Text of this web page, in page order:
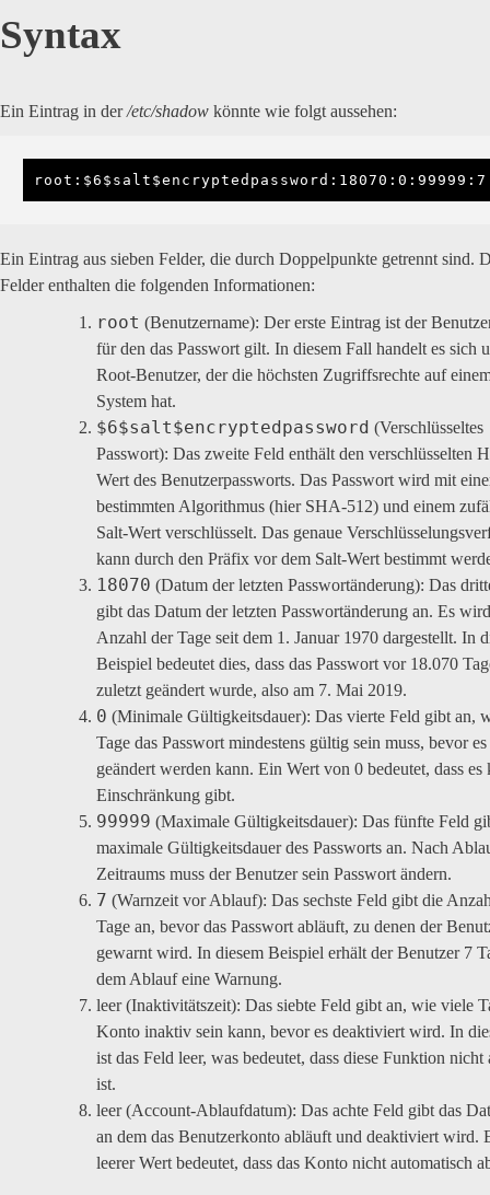
Syntax
Ein Eintrag in der/etc/shadow könnte wie folgt aussehen:
Ein Eintrag aus sieben Felder, die durch Doppelpunkte getrennt sind.
Felder enthalten die folgenden Informationen:
root (Benutzername): Der erste Eintrag ist der
für den das Passwort gilt. In diesem Fall handelt es sich
Root-Benutzer, der die höchsten Zugriffsrechte auf
System hat.
$6$salt$encryptedpassword (Verschlüsseltes
Passwort): Das zweite Feld enthält den verschlüsselten
Wert des Benutzerpassworts. Das Passwort wird mit
bestimmten Algorithmus (hier SHA-512) und einem
Salt-Wert verschlüsselt. Das genaue
kann durch den Präfix vor dem Salt-Wert bestimmt
18070 (Datum der letzten Passwortänderung): Das
gibt das Datum der letzten Passwortänderung an. Es
Anzahl der Tage seit dem 1. Januar 1970 dargestellt. In
Beispiel bedeutet dies, dass das Passwort vor 18.070
zuletzt geändert wurde, also am 7. Mai 2019.
0 (Minimale Gültigkeitsdauer): Das vierte Feld gibt an,
Tage das Passwort mindestens gültig sein muss, bevor es
geändert werden kann. Ein Wert von 0 bedeutet, dass es
Einschränkung gibt.
99999 (Maximale Gültigkeitsdauer): Das fünfte Feld
maximale Gültigkeitsdauer des Passworts an. Nach
Zeitraums muss der Benutzer sein Passwort ändern.
7 (Warnzeit vor Ablauf): Das sechste Feld gibt die
Tage an, bevor das Passwort abläuft, zu denen der
gewarnt wird. In diesem Beispiel erhält der Benutzer 7
dem Ablauf eine Warnung.
leer (Inaktivitätszeit): Das siebte Feld gibt an, wie viele
Konto inaktiv sein kann, bevor es deaktiviert wird. In
ist das Feld leer, was bedeutet, dass diese Funktion
ist.
leer (Account-Ablaufdatum): Das achte Feld gibt das
an dem das Benutzerkonto abläuft und deaktiviert wird.
leerer Wert bedeutet, dass das Konto nicht automatisch